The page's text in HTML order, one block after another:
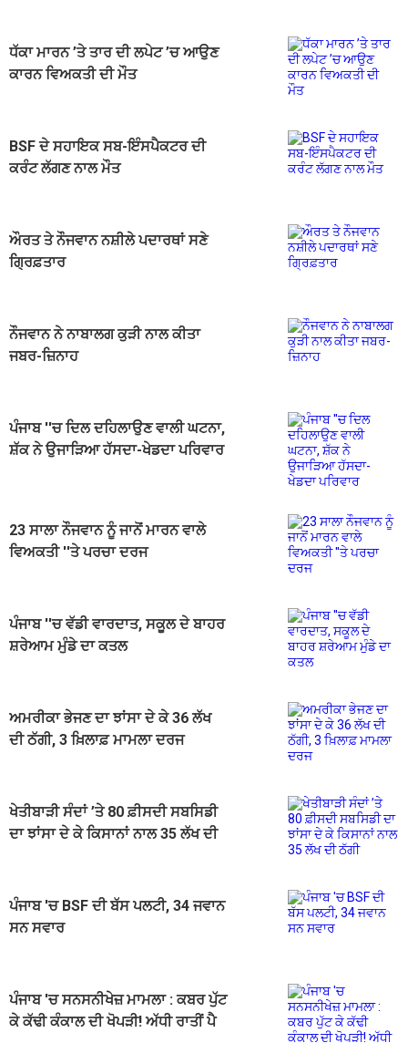
ਧੱਕਾ ਮਾਰਨ ’ਤੇ ਤਾਰ ਦੀ ਲਪੇਟ ’ਚ ਆਉਣ
ਕਾਰਨ ਵਿਅਕਤੀ ਦੀ ਮੌਤ
BSF ਦੇ ਸਹਾਇਕ ਸਬ-ਇੰਸਪੈਕਟਰ ਦੀ
ਕਰੰਟ ਲੱਗਣ ਨਾਲ ਮੌਤ
ਔਰਤ ਤੇ ਨੌਜਵਾਨ ਨਸ਼ੀਲੇ ਪਦਾਰਥਾਂ ਸਣੇ
ਗ੍ਰਿਫ਼ਤਾਰ
ਨੌਜਵਾਨ ਨੇ ਨਾਬਾਲਗ ਕੁੜੀ ਨਾਲ ਕੀਤਾ
ਜਬਰ-ਜ਼ਿਨਾਹ
ਪੰਜਾਬ ''ਚ ਦਿਲ ਦਹਿਲਾਉਣ ਵਾਲੀ ਘਟਨਾ,
ਸ਼ੱਕ ਨੇ ਉਜਾੜਿਆ ਹੱਸਦਾ-ਖੇਡਦਾ ਪਰਿਵਾਰ
23 ਸਾਲਾ ਨੌਜਵਾਨ ਨੂੰ ਜਾਨੋਂ ਮਾਰਨ ਵਾਲੇ
ਵਿਅਕਤੀ ''ਤੇ ਪਰਚਾ ਦਰਜ
ਪੰਜਾਬ ''ਚ ਵੱਡੀ ਵਾਰਦਾਤ, ਸਕੂਲ ਦੇ ਬਾਹਰ
ਸ਼ਰੇਆਮ ਮੁੰਡੇ ਦਾ ਕਤਲ
ਅਮਰੀਕਾ ਭੇਜਣ ਦਾ ਝਾਂਸਾ ਦੇ ਕੇ 36 ਲੱਖ
ਦੀ ਠੱਗੀ, 3 ਖ਼ਿਲਾਫ਼ ਮਾਮਲਾ ਦਰਜ
ਖੇਤੀਬਾੜੀ ਸੰਦਾਂ ’ਤੇ 80 ਫ਼ੀਸਦੀ ਸਬਸਿਡੀ
ਦਾ ਝਾਂਸਾ ਦੇ ਕੇ ਕਿਸਾਨਾਂ ਨਾਲ 35 ਲੱਖ ਦੀ
ਪੰਜਾਬ 'ਚ BSF ਦੀ ਬੱਸ ਪਲਟੀ, 34 ਜਵਾਨ
ਸਨ ਸਵਾਰ
ਪੰਜਾਬ 'ਚ ਸਨਸਨੀਖੇਜ਼ ਮਾਮਲਾ : ਕਬਰ ਪੁੱਟ
ਕੇ ਕੱਢੀ ਕੰਕਾਲ ਦੀ ਖੋਪੜੀ! ਅੱਧੀ ਰਾਤੀਂ ਪੈ